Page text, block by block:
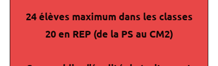
24 élèves maximum dans les classes
20 en REP (de la PS au CM2)